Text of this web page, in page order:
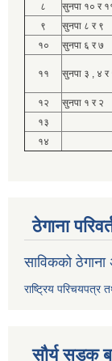
८
सुनपा १० र
९
सुनपा ८ र ९
१०
सुनपा ६ र ७
११ सुनपा ३ , ४ र
१२
सुनपा १ र २
१३
१४
ठेगाना
साविकको
राष्ट्रिय परिचयपत्र
सौर्य सडक